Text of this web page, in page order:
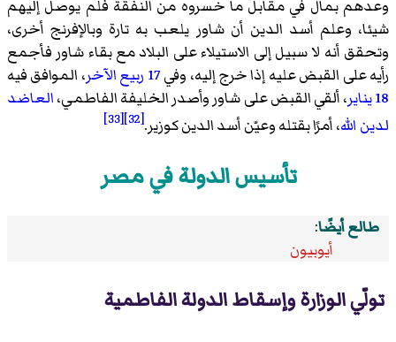
وعدهم بمال في مقابل ما خسروه من النفقة فلم يوصل إليهم
شيئا، وعلم أسد الدين أن شاور يلعب به تارة وبالإفرنج أخرى،
وتحقق أنه لا سبيل إلى الاستيلاء على البلاد مع بقاء شاور فأجمع
رأيه على القبض عليه إذا خرج إليه، وفي17 ربيع الآخر
، الموافق فيه
18 يناير
، ألقي القبض على شاور وأصدر الخليفة الفاطمي،العاضد
لدين الله، أمرًا بقتله وعيّن أسد الدين كوزير.[32]
[33]
تأسيس الدولة في مصر
طالع أيضًا:
أيوبيون
تولّي الوزارة وإسقاط الدولة الفاطمية